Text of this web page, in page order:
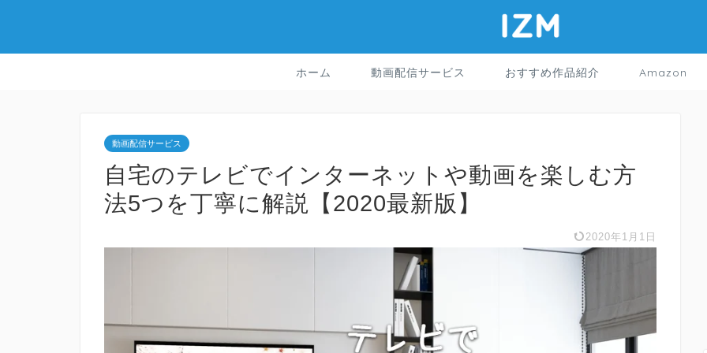
ホーム 動画配信サービス おすすめ作品紹介 Amazon
動画配信サービス
自宅のテレビでインターネットや動画を楽しむ方
法5つを丁寧に解説【2020最新版】
2020年1月1日